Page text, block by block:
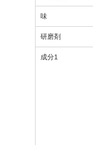
味
研磨剤
成分1